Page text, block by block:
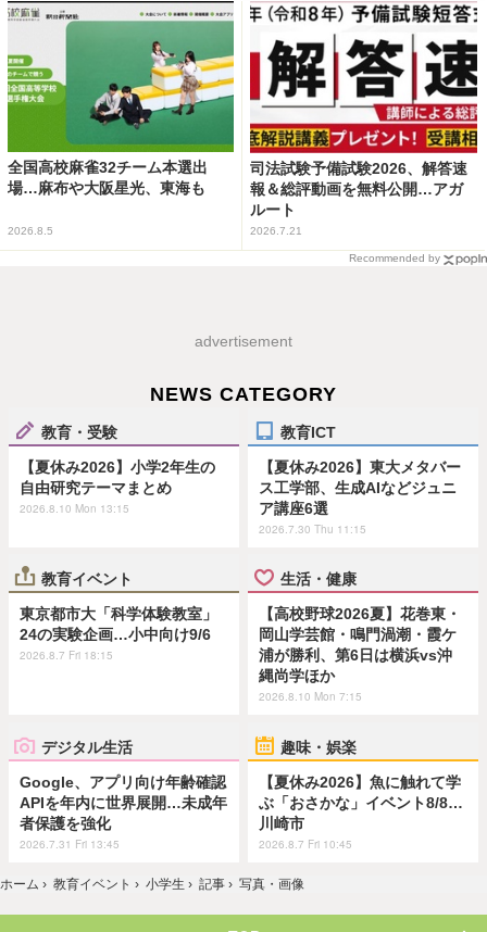
全国高校麻雀32チーム本選出
場…麻布や大阪星光、東海も
2026.8.5
司法試験予備試験2026、解答速
報＆総評動画を無料公開…アガ
ルート
2026.7.21
Recommended by
advertisement
NEWS CATEGORY
教育・受験
【夏休み2026】小学2年生の
自由研究テーマまとめ
2026.8.10 Mon 13:15
教育ICT
【夏休み2026】東大メタバー
ス工学部、生成AIなどジュニ
ア講座6選
2026.7.30 Thu 11:15
教育イベント
東京都市大「科学体験教室」
24の実験企画…小中向け9/6
2026.8.7 Fri 18:15
生活・健康
【高校野球2026夏】花巻東・
岡山学芸館・鳴門渦潮・霞ケ
浦が勝利、第6日は横浜vs沖
縄尚学ほか
2026.8.10 Mon 7:15
デジタル生活
Google、アプリ向け年齢確認
APIを年内に世界展開…未成年
者保護を強化
2026.7.31 Fri 13:45
趣味・娯楽
【夏休み2026】魚に触れて学
ぶ「おさかな」イベント8/8…
川崎市
2026.8.7 Fri 10:45
ホーム › 教育イベント › 小学生 › 記事 › 写真・画像